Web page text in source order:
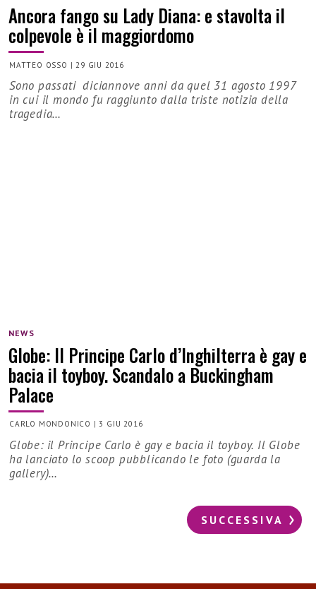
Ancora fango su Lady Diana: e stavolta il
colpevole è il maggiordomo
MATTEO OSSO | 29 GIU 2016
Sono passati diciannove anni da quel 31 agosto 1997
in cui il mondo fu raggiunto dalla triste notizia della
tragedia…
NEWS
Globe: Il Principe Carlo d’Inghilterra è gay e
bacia il toyboy. Scandalo a Buckingham
Palace
CARLO MONDONICO |3 GIU 2016
Globe: il Principe Carlo è gay e bacia il toyboy. Il Globe
ha lanciato lo scoop pubblicando le foto (guarda la
gallery)…
SUCCESSIVA